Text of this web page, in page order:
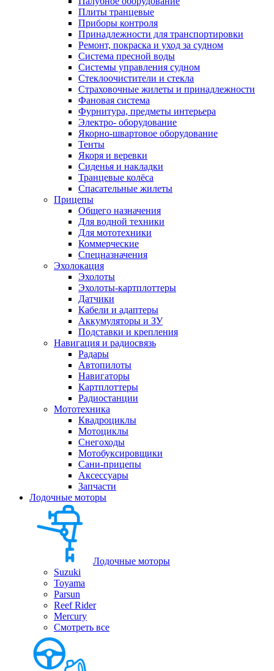
Плиты транцевые
Приборы контроля
Принадлежности для транспортировки
Ремонт, покраска и уход за судном
Система пресной воды
Системы управления судном
Стеклоочистители и стекла
Страховочные жилеты и принадлежности
Фановая система
Фурнитура, предметы интерьера
Электро- оборудование
Якорно-швартовое оборудование
Тенты
Якоря и веревки
Сиденья и накладки
Транцевые колёса
Спасательные жилеты
Прицепы
Общего назначения
Для водной техники
Для мототехники
Коммерческие
Спецназначения
Эхолокация
Эхолоты
Эхолоты-картплоттеры
Датчики
Кабели и адаптеры
Аккумуляторы и ЗУ
Подставки и крепления
Навигация и радиосвязь
Радары
Автопилоты
Навигаторы
Картплоттеры
Радиостанции
Мототехника
Квадроциклы
Мотоциклы
Снегоходы
Мотобуксировщики
Сани-прицепы
Аксессуары
Запчасти
Лодочные моторы
Лодочные моторы
Suzuki
Toyama
Parsun
Reef Rider
Mercury
Смотреть все